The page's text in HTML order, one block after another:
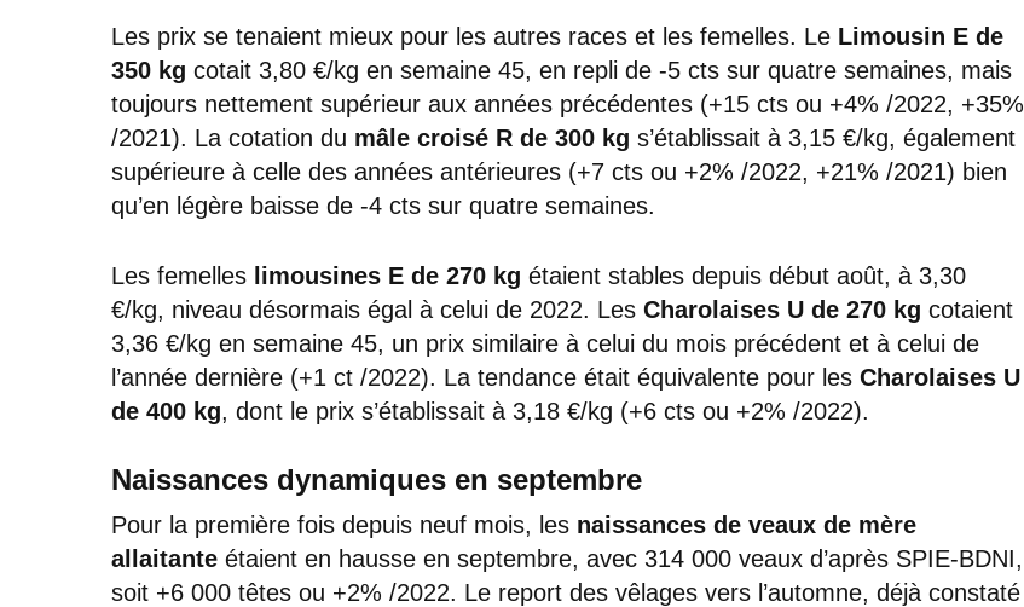
Les prix se tenaient mieux pour les autres races et les femelles. Le Limousin E de
350 kg cotait 3,80 €/kg en semaine 45, en repli de -5 cts sur quatre semaines, mais
toujours nettement supérieur aux années précédentes (+15 cts ou +4% /2022, +35%
/2021). La cotation du mâle croisé R de 300 kg s’établissait à 3,15 €/kg, également
supérieure à celle des années antérieures (+7 cts ou +2% /2022, +21% /2021) bien
qu’en légère baisse de -4 cts sur quatre semaines.
Les femelles limousines E de 270 kg étaient stables depuis début août, à 3,30
€/kg, niveau désormais égal à celui de 2022. Les Charolaises U de 270 kg cotaient
3,36 €/kg en semaine 45, un prix similaire à celui du mois précédent et à celui de
l’année dernière (+1 ct /2022). La tendance était équivalente pour les Charolaises U
de 400 kg, dont le prix s’établissait à 3,18 €/kg (+6 cts ou +2% /2022).
Naissances dynamiques en septembre
Pour la première fois depuis neuf mois, les naissances de veaux de mère
allaitante étaient en hausse en septembre, avec 314 000 veaux d’après SPIE-BDNI,
soit +6 000 têtes ou +2% /2022. Le report des vêlages vers l’automne, déjà constaté